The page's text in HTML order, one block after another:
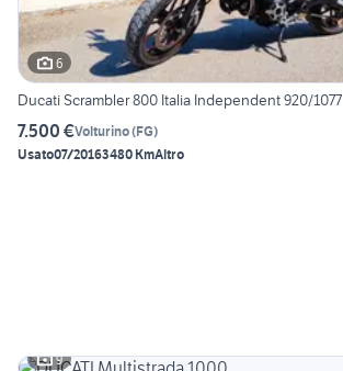
6
Ducati Scrambler 800 Italia Independent 920/1077
7.500 €Volturino(FG)
Usato07/20163480 KmAltro
9